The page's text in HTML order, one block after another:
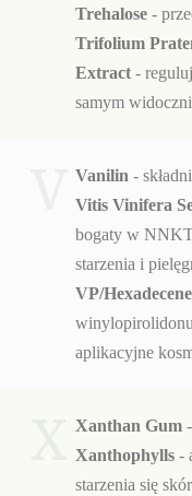
Trehalose -
Trifolium
Extract -
samym
Vanilin -
Vitis Vinifera
bogaty w
starzenia i
VP/
winylopirolidonu
aplikacyjne
Xanthan Gum
Xanthophylls -
starzenia się